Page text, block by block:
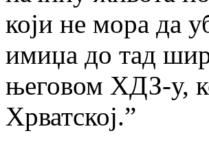
који не мора да
имиџа до тад
његовом ХДЗ-у,
Хрватској.”